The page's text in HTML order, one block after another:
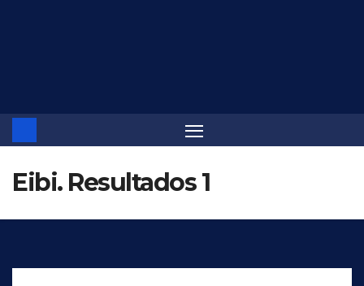
Eibi. Resultados 1